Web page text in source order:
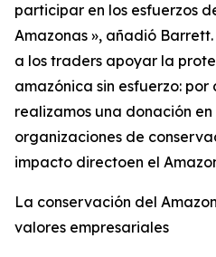
participar en los esfuerzos
Amazonas », añadió
a los traders apoyar la
amazónica sin esfuerzo:
realizamos una donación en
organizaciones de
impacto directoen el
La conservación del
valores empresariales